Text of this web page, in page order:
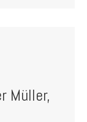
Müller,